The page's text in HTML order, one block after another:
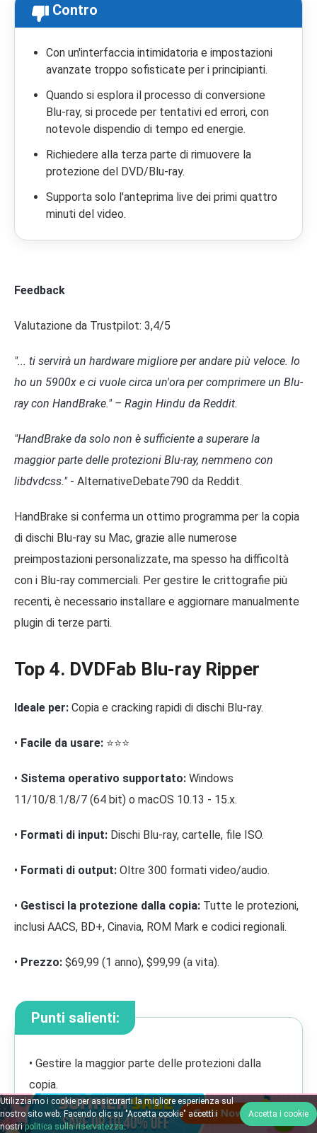
Contro
Con un'interfaccia intimidatoria e impostazioni
avanzate troppo sofisticate per i principianti.
Quando si esplora il processo di conversione
Blu-ray, si procede per tentativi ed errori, con
notevole dispendio di tempo ed energie.
Richiedere alla terza parte di rimuovere la
protezione del DVD/Blu-ray.
Supporta solo l'anteprima live dei primi quattro
minuti del video.
Feedback
Valutazione da Trustpilot: 3,4/5
"... ti servirà un hardware migliore per andare più veloce. Io
ho un 5900x e ci vuole circa un'ora per comprimere un Blu-
ray con HandBrake." – Ragin Hindu da Reddit.
"HandBrake da solo non è sufficiente a superare la
maggior parte delle protezioni Blu-ray, nemmeno con
libdvdcss."- AlternativeDebate790 da Reddit.
HandBrake si conferma un ottimo programma per la copia
di dischi Blu-ray su Mac, grazie alle numerose
preimpostazioni personalizzate, ma spesso ha difficoltà
con i Blu-ray commerciali. Per gestire le crittografie più
recenti, è necessario installare e aggiornare manualmente
plugin di terze parti.
Top 4. DVDFab Blu-ray Ripper
Ideale per: Copia e cracking rapidi di dischi Blu-ray.
• Facile da usare: ⭐⭐⭐
• Sistema operativo supportato: Windows
11/10/8.1/8/7 (64 bit) o macOS 10.13 - 15.x.
• Formati di input: Dischi Blu-ray, cartelle, file ISO.
• Formati di output: Oltre 300 formati video/audio.
• Gestisci la protezione dalla copia: Tutte le protezioni,
inclusi AACS, BD+, Cinavia, ROM Mark e codici regionali.
• Prezzo: $69,99 (1 anno), $99,99 (a vita).
Punti salienti:
• Gestire la maggior parte delle protezioni dalla
copia.
• Oltre 300 formati e definizioni elevate mantenute
per esportare video Blu-ray.
Utilizziamo i cookie per assicurarti la migliore esperienza sul
nostro sito web. Facendo clic su "Accetta cookie" accetti i
nostripolitica sulla riservatezza.
Accetta i cookie